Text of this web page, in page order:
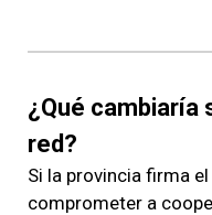
¿Qué cambiaría
red?
Si la provincia firma
comprometer a